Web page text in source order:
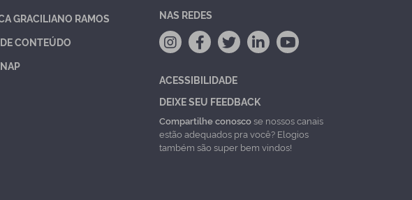
GRACILIANO RAMOS
CONTEÚDO
NAS REDES
ACESSIBILIDADE
DEIXE SEU FEEDBACK
Compartilhe conoscose nossos canais
estão adequados pra você? Elogios
também são super bem vindos!